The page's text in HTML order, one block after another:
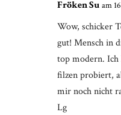
Fröken Su am
Wow, schicker
gut! Mensch in
top modern. Ich
filzen probiert,
mir noch nicht
Lg